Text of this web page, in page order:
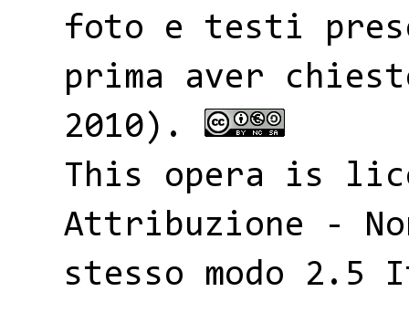
foto e testi
prima aver
2010).
This opera is
Attribuzione -
stesso modo 2.5